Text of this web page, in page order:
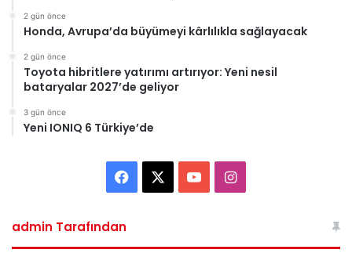
2 gün önce
Honda, Avrupa’da büyümeyi kârlılıkla sağlayacak
2 gün önce
Toyota hibritlere yatırımı artırıyor: Yeni nesil
bataryalar 2027’de geliyor
3 gün önce
Yeni IONIQ 6 Türkiye’de
Facebook YouTubeInstagram
admin Tarafından